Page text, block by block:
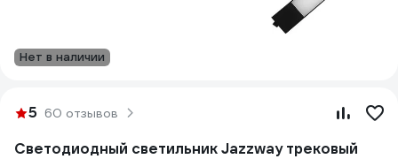
Нет в наличии
5 60 отзывов
Светодиодный светильник Jazzway трековый